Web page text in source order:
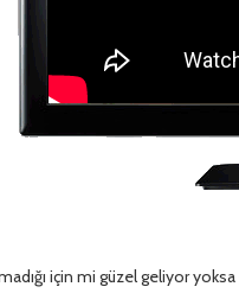
için mi güzel geliyor